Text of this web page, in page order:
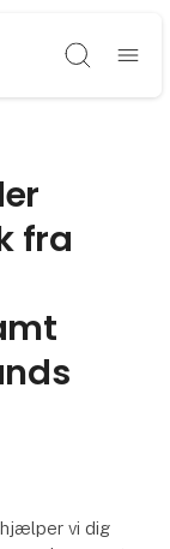
Søg
fra
vi dig